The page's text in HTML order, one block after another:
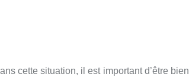
cette situation, il est important d’être bien